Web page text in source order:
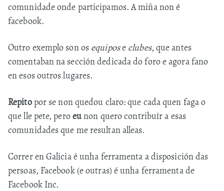
comunidade onde participamos. A miña non é
facebook.
Outro exemplo son os equipose clubes, que antes
comentaban na sección dedicada do foro e agora fano
en esos outros lugares.
Repitopor se non quedou claro: que cada quen faga o
que lle pete, peroeunon quero contribuír a esas
comunidades que me resultan alleas.
Correr en Galicia é unha ferramenta a disposición das
persoas, Facebook (e outras) é unha ferramenta de
Facebook Inc.